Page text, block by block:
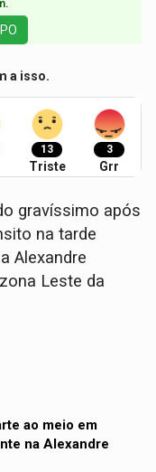
a isso.
13
Triste
3
Grr
gravíssimo após
na tarde
Alexandre
Leste da
ao meio em
na Alexandre